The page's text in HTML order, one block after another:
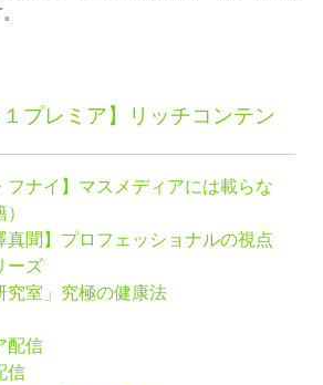
プレミア】リッチコンテン
フナイ】マスメディアには載らな
真聞】プロフェッショナルの視点
ーズ
究室」究極の健康法
配信
信